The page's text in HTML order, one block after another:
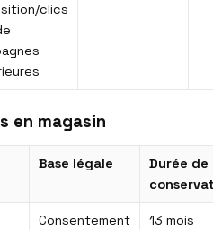
clics
en magasin
Base légale
Durée de
Consentement 13 mois